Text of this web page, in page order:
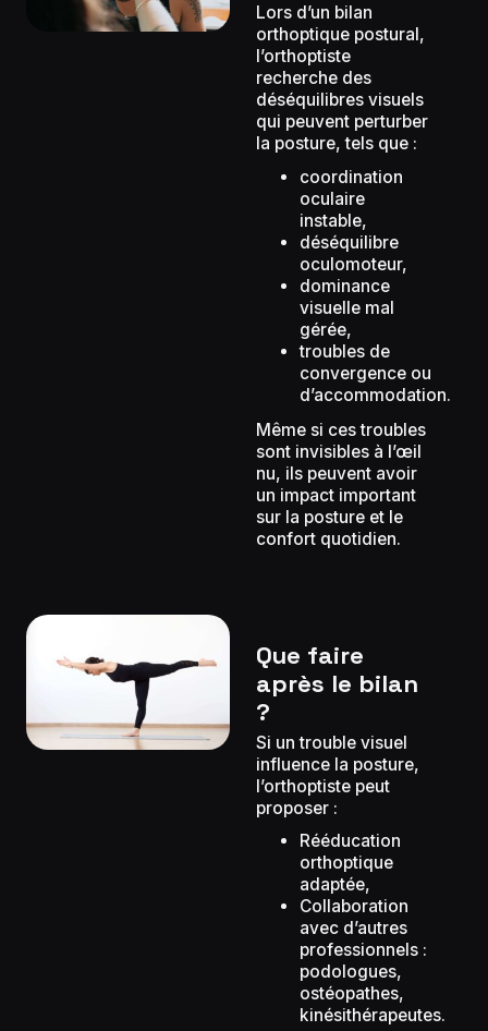
Lors d’un bilan
orthoptique postural,
l’orthoptiste
recherche des
déséquilibres visuels
qui peuvent perturber
la posture, tels que :
coordination
oculaire
instable,
déséquilibre
oculomoteur,
dominance
visuelle mal
gérée,
troubles de
convergence ou
d’accommodation.
Même si ces troubles
sont invisibles à l’œil
nu, ils peuvent avoir
un impact important
sur la posture et le
confort quotidien.
Que faire
après le bilan
?
Si un trouble visuel
influence la posture,
l’orthoptiste peut
proposer :
Rééducation
orthoptique
adaptée,
Collaboration
avec d’autres
professionnels :
podologues,
ostéopathes,
kinésithérapeutes.